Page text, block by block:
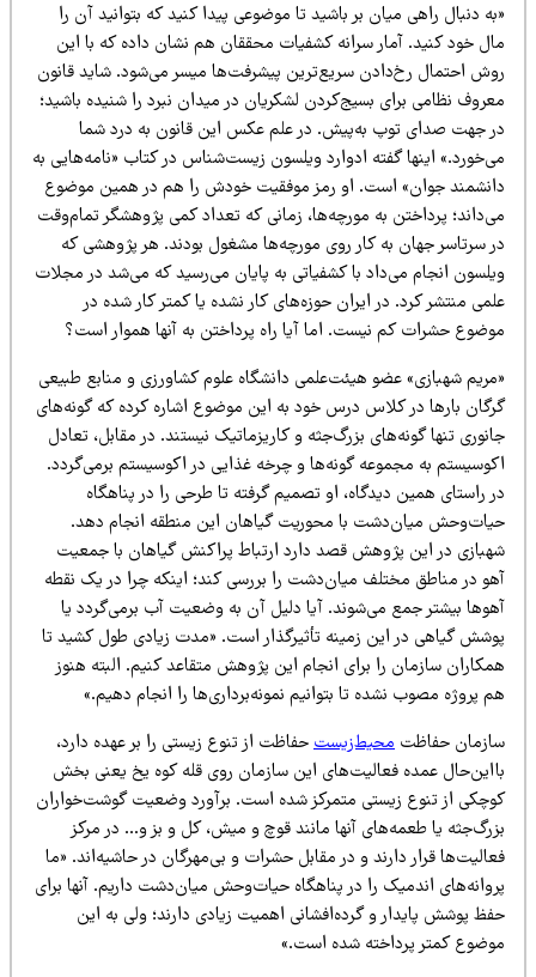
دنبال راهی میان بر باشید تا موضوعی پیدا کنید که بتوانید آن را
خود کنید. آمار سرانه کشفیات محققان هم نشان داده که با این
احتمال رخ‌دادن سریع‌ترین پیشرفت‌ها میسر می‌شود. شاید قانون
نظامی برای بسیج‌کردن لشکریان در میدان نبرد را شنیده باشید؛
جهت صدای توپ به‌پیش. در علم عکس این قانون به درد شما
اینها گفته ادوارد ویلسون زیست‌شناس در کتاب «نامه‌هایی به
جوان» است. او رمز موفقیت خودش را هم در همین موضوع
پرداختن به مورچه‌ها، زمانی که تعداد کمی پژوهشگر تمام‌وقت
سرتاسر جهان به کار روی مورچه‌ها مشغول بودند. هر پژوهشی که
انجام می‌داد با کشفیاتی به پایان می‌رسید که می‌شد در مجلات
منتشر کرد. در ایران حوزه‌های کار نشده یا کمتر کار شده در
حشرات کم نیست. اما آیا راه پرداختن به آنها هموار است؟
شهبازی» عضو هیئت‌علمی دانشگاه علوم کشاورزی و منابع طبیعی
بارها در کلاس درس خود به این موضوع اشاره کرده که گونه‌های
تنها گونه‌های بزرگ‌جثه و کاریزماتیک نیستند. در مقابل، تعادل
به مجموعه گونه‌ها و چرخه غذایی در اکوسیستم برمی‌گردد.
راستای همین دیدگاه، او تصمیم گرفته تا طرحی را در پناهگاه
میان‌دشت با محوریت گیاهان این منطقه انجام دهد.
در این پژوهش قصد دارد ارتباط پراکنش گیاهان با جمعیت
در مناطق مختلف میان‌دشت را بررسی کند؛ اینکه چرا در یک نقطه
بیشتر جمع می‌شوند. آیا دلیل آن به وضعیت آب برمی‌گردد یا
گیاهی در این زمینه تأثیرگذار است. «مدت زیادی طول کشید تا
سازمان را برای انجام این پژوهش متقاعد کنیم. البته هنوز
پروژه مصوب نشده تا بتوانیم نمونه‌برداری‌ها را انجام دهیم.»
حفاظتمحیط‌زیستحفاظت از تنوع زیستی را بر عهده دارد،
عمده فعالیت‌های این سازمان روی قله کوه یخ یعنی بخش
از تنوع زیستی متمرکز شده است. برآورد وضعیت گوشت‌خواران
یا طعمه‌های آنها مانند قوچ و میش، کل و بز و… در مرکز
قرار دارند و در مقابل حشرات و بی‌مهرگان در حاشیه‌اند. «ما
اندمیک را در پناهگاه حیات‌وحش میان‌دشت داریم. آنها برای
پوشش پایدار و گرده‌افشانی اهمیت زیادی دارند؛ ولی به این
کمتر پرداخته شده است.»